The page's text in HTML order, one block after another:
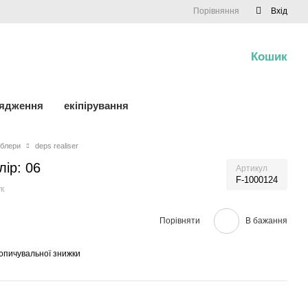
Порівняння Вхід
Кошик
екіпірування
deps realiser
06 Артикул
F-1000124
Порівняти В бажання
знижки